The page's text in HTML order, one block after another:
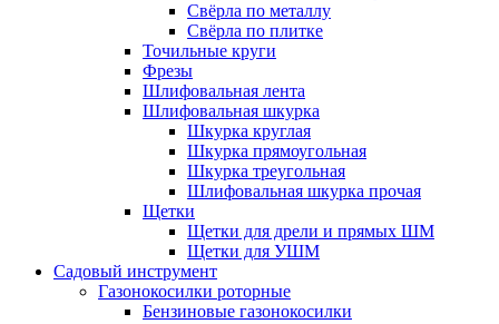
Свёрла по металлу
Свёрла по плитке
Точильные круги
Фрезы
Шлифовальная лента
Шлифовальная шкурка
Шкурка круглая
Шкурка прямоугольная
Шкурка треугольная
Шлифовальная шкурка прочая
Щетки
Щетки для дрели и прямых ШМ
Щетки для УШМ
Садовый инструмент
Газонокосилки роторные
Бензиновые газонокосилки